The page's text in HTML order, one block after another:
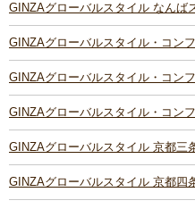
GINZAグローバルスタイル なんば
GINZAグローバルスタイル・コン
GINZAグローバルスタイル・コン
GINZAグローバルスタイル・コン
GINZAグローバルスタイル 京都三
GINZAグローバルスタイル 京都四